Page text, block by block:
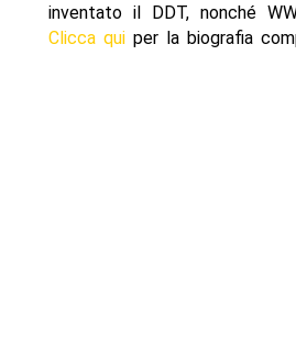
inventato il DDT, nonché
Clicca quiper la biografia